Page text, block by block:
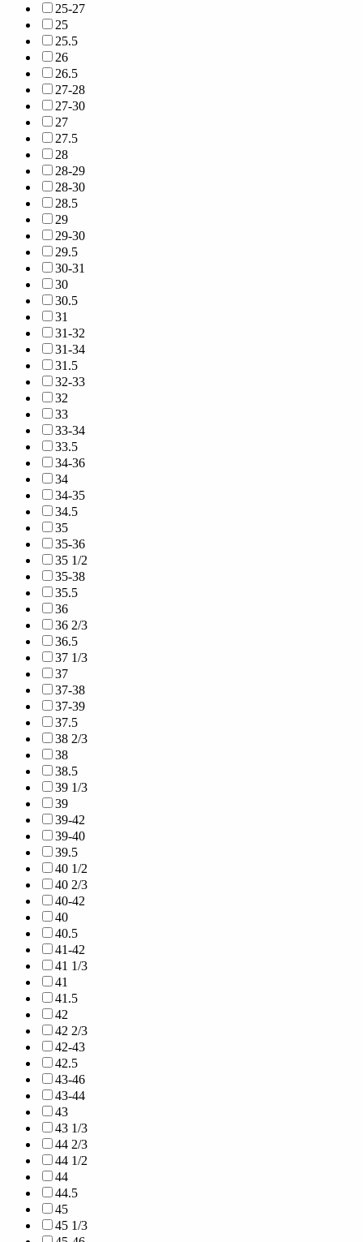
25-27
25
25.5
26
26.5
27-28
27-30
27
27.5
28
28-29
28-30
28.5
29
29-30
29.5
30-31
30
30.5
31
31-32
31-34
31.5
32-33
32
33
33-34
33.5
34-36
34
34-35
34.5
35
35-36
35 1/2
35-38
35.5
36
36 2/3
36.5
37 1/3
37
37-38
37-39
37.5
38 2/3
38
38.5
39 1/3
39
39-42
39-40
39.5
40 1/2
40 2/3
40-42
40
40.5
41-42
41 1/3
41
41.5
42
42 2/3
42-43
42.5
43-46
43-44
43
43 1/3
44 2/3
44 1/2
44
44.5
45
45 1/3